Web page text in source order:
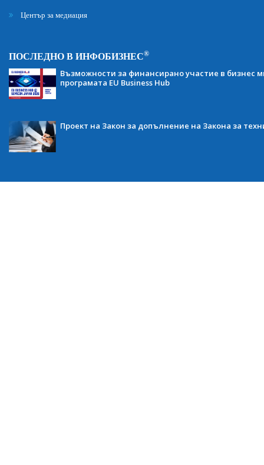
Център за медиация
ПОСЛЕДНО В ИНФОБИЗНЕС®
Възможности за финансирано участие в бизнес
програмата EU Business Hub
Проект на Закон за допълнение на Закона за